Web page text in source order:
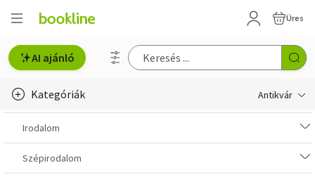
Üres
AI ajánló
Kategóriák Antikvár
Metszet
Régi képeslap
Irodalom
Szépirodalom